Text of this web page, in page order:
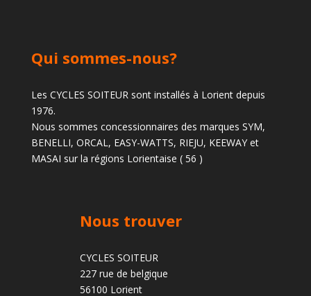
Qui sommes-nous?
Les CYCLES SOITEUR sont installés à Lorient depuis
1976.
Nous sommes concessionnaires des marques SYM,
BENELLI, ORCAL, EASY-WATTS, RIEJU, KEEWAY et
MASAI sur la régions Lorientaise ( 56 )
Nous trouver
CYCLES SOITEUR
227 rue de belgique
56100 Lorient